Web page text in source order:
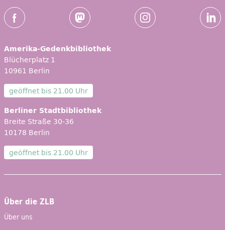
Social-Media Kanäle der ZLB
Facebook Mastodon Instagram
Amerika-Gedenkbibliothek
Blücherplatz 1
10961 Berlin
geöffnet bis 21.00 Uhr
Berliner Stadtbibliothek
Breite Straße 30-36
10178 Berlin
geöffnet bis 21.00 Uhr
Über die ZLB
Über uns